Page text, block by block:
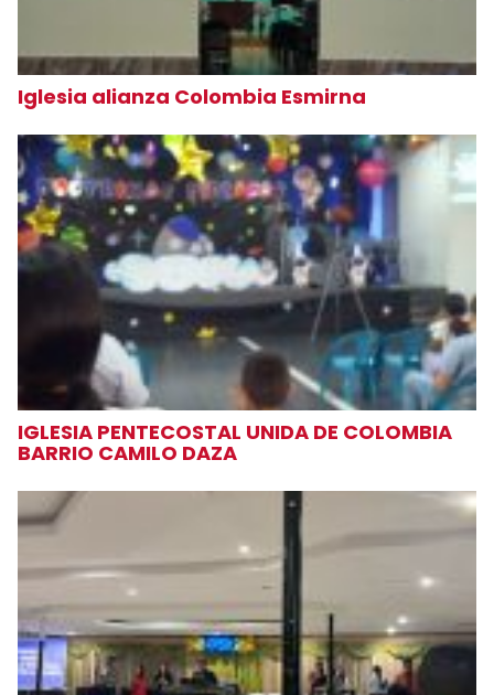
Iglesia alianza Colombia Esmirna
IGLESIA PENTECOSTAL UNIDA DE COLOMBIA
BARRIO CAMILO DAZA